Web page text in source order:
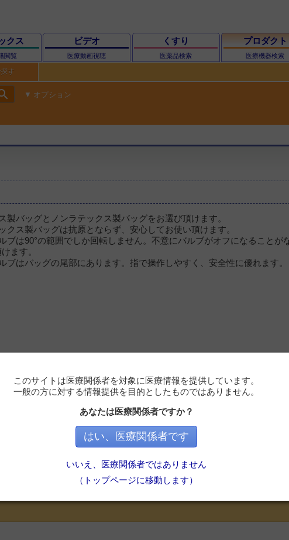
クス
閲覧
ビデオ
医療動画視聴
くすり
医薬品検索
プロダクト
医療機器検索
す
オプション
製バッグとノンラテックス製バッグをお選び頂けます。
クス製バッグは抗原とならず、安心してお使い頂けます。
ブは90°の範囲でしか回転しません。不意にバルブがオフになることが
ます。
ブはバッグの尾部にあります。指で操作しやすく、安全性に優れます。
だくと記事の続きをお読みいただけます。
このサイトは医療関係者を対象に医療情報を提供しています。
一般の方に対する情報提供を目的としたものではありません。
あなたは医療関係者ですか？
はい、医療関係者です
いいえ、医療関係者ではありません
（トップページに移動します）